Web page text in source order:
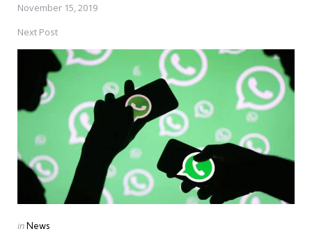
November 15, 2019
Next Post
Posted
inNews